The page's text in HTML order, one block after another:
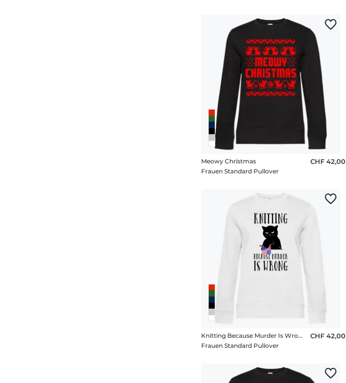
Meowy Christmas
Frauen Standard Pullover
CHF 42,00
Knitting Because Murder Is Wrong
Frauen Standard Pullover
CHF 42,00